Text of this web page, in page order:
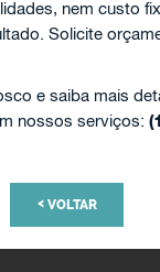
nem custo
Solicite
e saiba mais
nossos serviços:
<VOLTAR